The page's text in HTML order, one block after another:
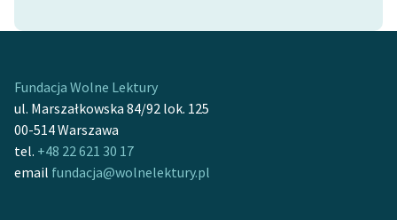
Fundacja Wolne Lektury
ul. Marszałkowska 84/92 lok. 125
00-514 Warszawa
tel. +48 22 621 30 17
email fundacja@wolnelektury.pl